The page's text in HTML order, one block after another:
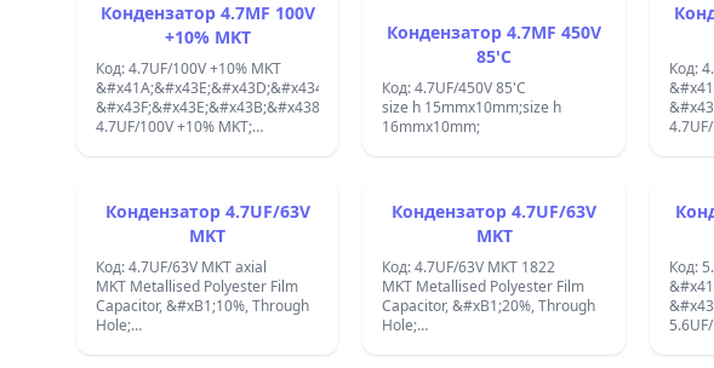
Кондензатор 4.7MF 100V
+10% MKT
Код: 4.7UF/100V +10% MKT
&#x43F;&#x43E;&#x43B;&#x438;&#x435;&#x441;&#x442;&#x435;&#x440;
4.7UF/100V +10% MKT;
Кондензатор 4.7MF 450V
85'C
Код: 4.7UF/450V 85'C
size h 15mmx10mm;size h
16mmx10mm;
Код:
4.7UF/160V
Кондензатор 4.7UF/63V
MKT
Код: 4.7UF/63V MKT axial
MKT Metallised Polyester Film
Capacitor, &#xB1;10%, Through
Hole;
Кондензатор 4.7UF/63V
MKT
Код: 4.7UF/63V MKT 1822
MKT Metallised Polyester Film
Capacitor, &#xB1;20%, Through
Hole;
Код:
5.6UF/100V